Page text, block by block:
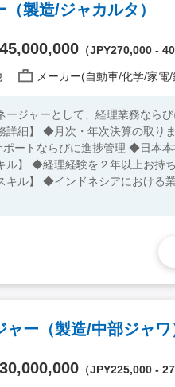
製造/ジャカルタ）
（JPY270,000 -
メーカー(自動車/化学/家
詳細】 ◆月次・年次決算の取
ートならびに進捗管理 ◆日本本社と
キル】 ◆インドネシアにおける
ー（製造/中部ジャワ
（JPY225,000 -